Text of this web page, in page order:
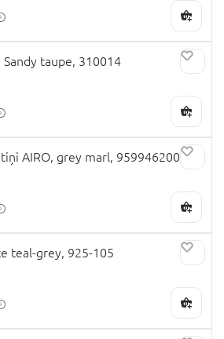
Sandy taupe, 310014
AIRO, grey marl, 959946200
teal-grey, 925-105